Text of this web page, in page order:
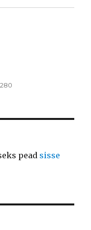
pead sisse